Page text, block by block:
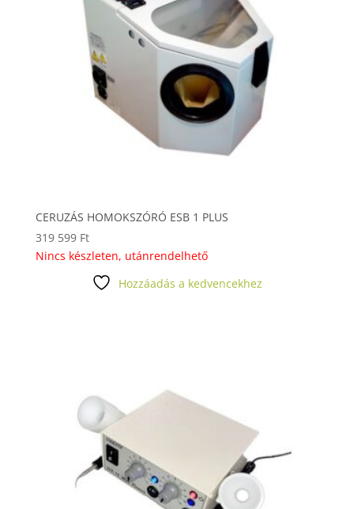
CERUZÁS HOMOKSZÓRÓ ESB 1 PLUS
319 599 Ft
Nincs készleten, utánrendelhető
Hozzáadás a kedvencekhez